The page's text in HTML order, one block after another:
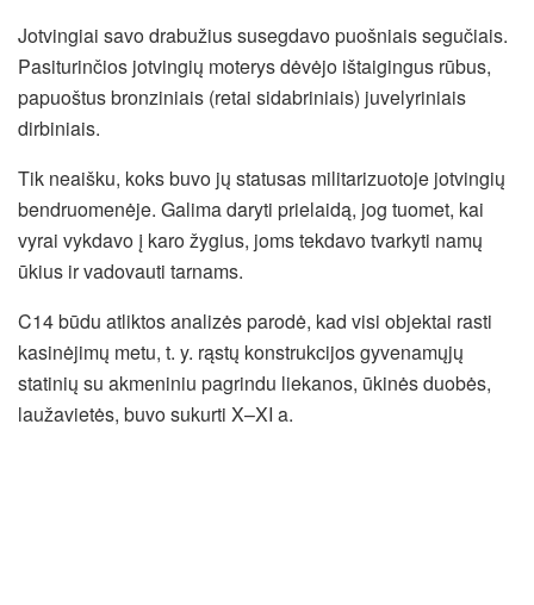
Jotvingiai savo drabužius susegdavo puošniais segučiais.
Pasiturinčios jotvingių moterys dėvėjo ištaigingus rūbus,
papuoštus bronziniais (retai sidabriniais) juvelyriniais
dirbiniais.
Tik neaišku, koks buvo jų statusas militarizuotoje jotvingių
bendruomenėje. Galima daryti prielaidą, jog tuomet, kai
vyrai vykdavo į karo žygius, joms tekdavo tvarkyti namų
ūkius ir vadovauti tarnams.
C14 būdu atliktos analizės parodė, kad visi objektai rasti
kasinėjimų metu, t. y. rąstų konstrukcijos gyvenamųjų
statinių su akmeniniu pagrindu liekanos, ūkinės duobės,
laužavietės, buvo sukurti X–XI a.